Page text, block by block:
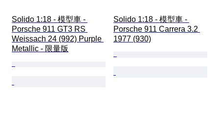
Solido 1:18 - 模型車 -
Porsche 911 GT3 RS
Weissach 24 (992) Purple
Metallic - 限量版
Solido 1:18 - 模型車 -
Porsche 911 Carrera 3.2
1977 (930)